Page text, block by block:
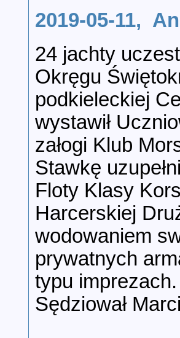
2019-05-11,
24 jachty
Okręgu
podkieleckiej
wystawił
załogi Klub
Stawkę
Floty Klasy
Harcerskiej
wodowaniem
prywatnych
typu
Sędziował